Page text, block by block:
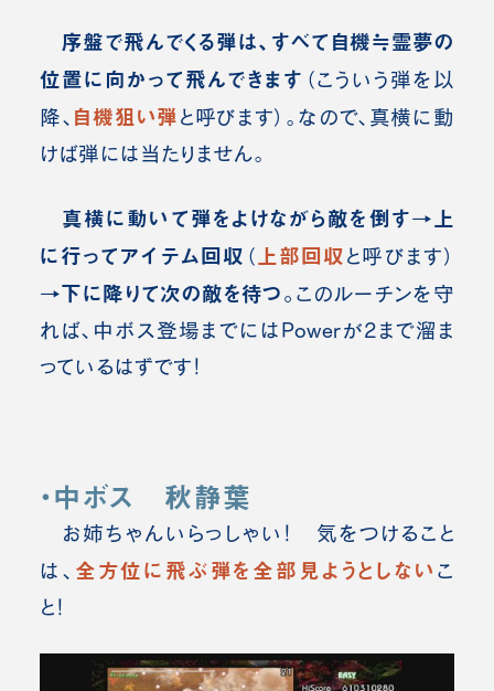
序盤で飛んでくる弾は、すべて自機≒霊夢の
位置に向かって飛んできます （こういう弾を以
降、 自機狙い弾 と呼びます）。なので、真横に動
けば弾には当たりません。
真横に動いて弾をよけながら敵を倒す→上
に行ってアイテム回収 （ 上部回収 と呼びます ）
→下に降りて次の敵を待つ。 このルーチンを守
れば、中ボス登場までにはPowerが2まで溜ま
っているはずです！
・中ボス 秋静葉
お姉ちゃんいらっしゃい！ 気をつけること
は、 全方位に飛ぶ弾を全部見ようとしない こ
と！